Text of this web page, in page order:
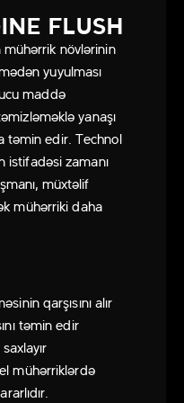
FLUSH
növlərinin
yuyulması
maddə
yanaşı
təmin edir. Technol
istifadəsi zamanı
müxtəlif
mühərriki daha
qarşısını alır
təmin edir
mühərriklərdə